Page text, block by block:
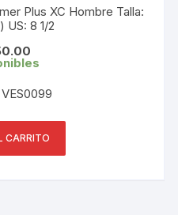
Plus XC Hombre Talla:
US: 8 1/2
CARRITO